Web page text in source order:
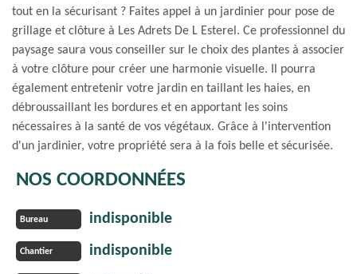
tout en la sécurisant ? Faites appel à un jardinier pour pose de
grillage et clôture à Les Adrets De L Esterel. Ce professionnel du
paysage saura vous conseiller sur le choix des plantes à associer
à votre clôture pour créer une harmonie visuelle. Il pourra
également entretenir votre jardin en taillant les haies, en
débroussaillant les bordures et en apportant les soins
nécessaires à la santé de vos végétaux. Grâce à l'intervention
d'un jardinier, votre propriété sera à la fois belle et sécurisée.
NOS COORDONNÉES
Bureau indisponible
Chantier indisponible